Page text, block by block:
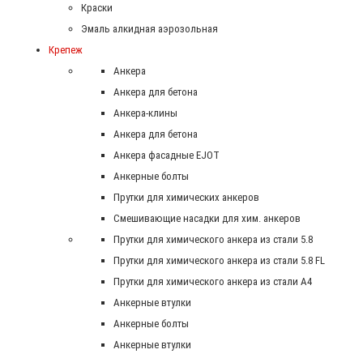
Краски
Эмаль алкидная аэрозольная
Крепеж
Анкера
Анкера для бетона
Анкера-клины
Анкера для бетона
Анкера фасадные EJOT
Анкерные болты
Прутки для химических анкеров
Смешивающие насадки для хим. анкеров
Прутки для химического анкера из стали 5.8
Прутки для химического анкера из стали 5.8 FL
Прутки для химического анкера из стали А4
Анкерные втулки
Анкерные болты
Анкерные втулки